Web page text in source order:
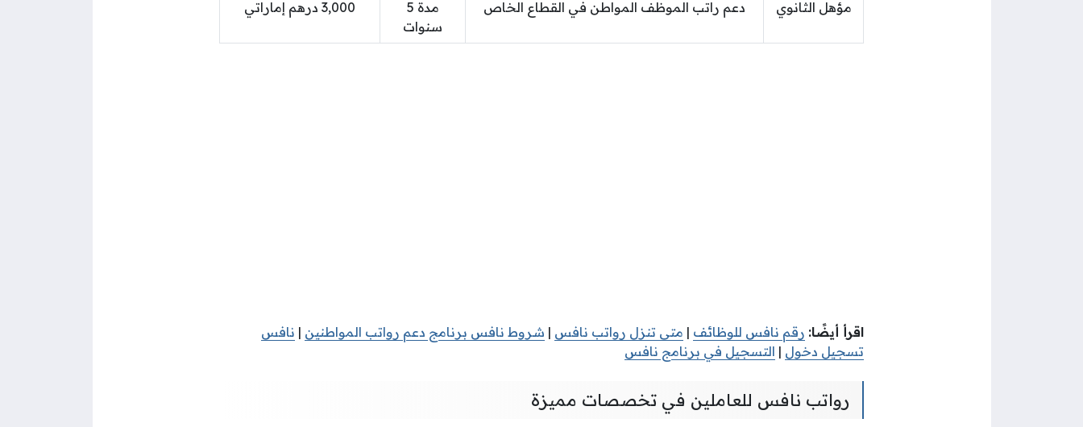
مؤهل الثانوي دعم راتب الموظف المواطن في القطاع الخاص
مدة 5
سنوات
3,000 درهم إماراتي
اقرأ أيضًا: رقم نافس للوظائف | متى تنزل رواتب نافس | شروط نافس برنامج دعم رواتب المواطنين | نافس
تسجيل دخول | التسجيل في برنامج نافس
رواتب نافس للعاملين في تخصصات مميزة